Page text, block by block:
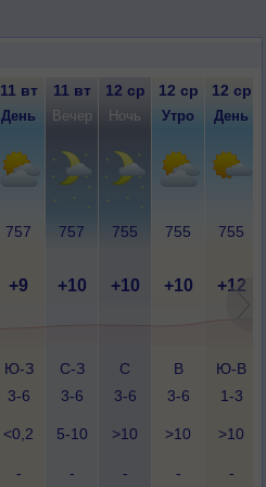
11 вт 11 вт 12 ср 12 ср 12 ср
День Вечер Ночь Утро День
757 757 755 755 755
+9 +10 +10 +10 +12
Ю-З
3-6
С-З
3-6
С
3-6
В
3-6
Ю-В
1-3
<0,2 5-10 >10 >10 >10
- - - - -